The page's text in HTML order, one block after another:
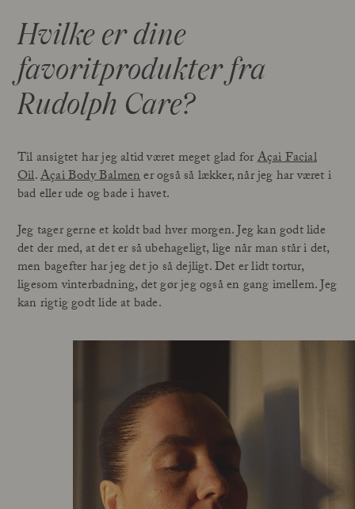
Hvilke er dine
favoritprodukter fra
Rudolph Care?
Til ansigtet har jeg altid været meget glad forAçai Facial
Oil.Açai Body Balmener også så lækker, når jeg har været i
bad eller ude og bade i havet.
Jeg tager gerne et koldt bad hver morgen. Jeg kan godt lide
det der med, at det er så ubehageligt, lige når man står i det,
men bagefter har jeg det jo så dejligt. Det er lidt tortur,
ligesom vinterbadning, det gør jeg også en gang imellem. Jeg
kan rigtig godt lide at bade.